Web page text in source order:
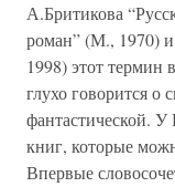
А.Бритикова
роман” (М., 1970)
1998) этот термин
глухо говорится о
фантастической. У
книг, которые
Впервые